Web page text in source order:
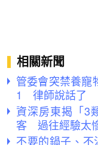
相關新聞
管委會突禁養寵
1 律師說話了
資深房東揭「3
客 過往經驗太
不要的鍋子、